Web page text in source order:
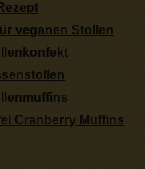
veganen Stollen
Cranberry Muffins